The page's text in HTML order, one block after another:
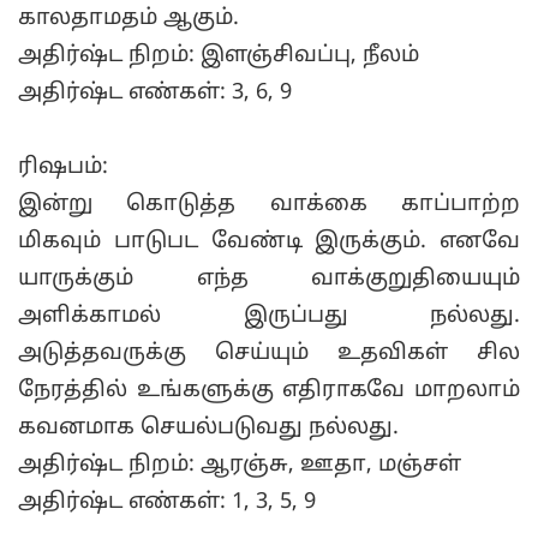
காலதாமதம் ஆகும்.
அதிர்ஷ்ட நிறம்: இளஞ்சிவப்பு, நீலம்
அதிர்ஷ்ட எண்கள்: 3, 6, 9
ரிஷபம்:
இன்று கொடுத்த வாக்கை காப்பாற்ற
மிகவும் பாடுபட வேண்டி இருக்கும். எனவே
யாருக்கும் எந்த வாக்குறுதியையும்
அளிக்காமல் இருப்பது நல்லது.
அடுத்தவருக்கு செய்யும் உதவிகள் சில
நேரத்தில் உங்களுக்கு எதிராகவே மாறலாம்
கவனமாக செயல்படுவது நல்லது.
அதிர்ஷ்ட நிறம்: ஆரஞ்சு, ஊதா, மஞ்சள்
அதிர்ஷ்ட எண்கள்: 1, 3, 5, 9